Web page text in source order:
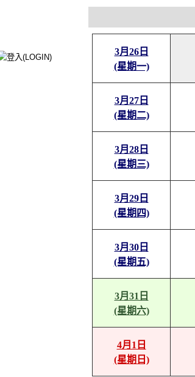
3月26日
(星期一)
3月27日
(星期二)
3月28日
(星期三)
3月29日
(星期四)
3月30日
(星期五)
3月31日
(星期六)
4月1日
(星期日)